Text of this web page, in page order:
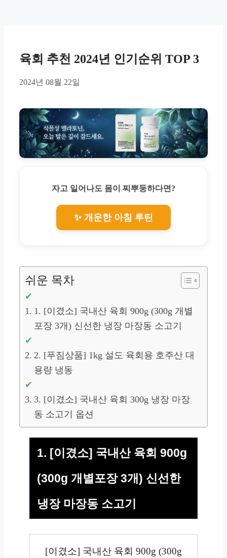
육회 추천 2024년 인기순위 TOP 3
2024년 08월 22일
자고 일어나도 몸이 찌뿌둥하다면?
✨ 개운한 아침 루틴
쉬운 목차
1. [이겼소] 국내산 육회 900g (300g 개별
포장 3개) 신선한 냉장 마장동 소고기
2. [푸짐상품] 1kg 설도 육회용 호주산 대
용량 냉동
3. [이겼소] 국내산 육회 300g 냉장 마장
동 소고기 옵션
1. [이겼소] 국내산 육회 900g
(300g 개별포장 3개) 신선한
냉장 마장동 소고기
[이겼소] 국내산 육회 900g (300g